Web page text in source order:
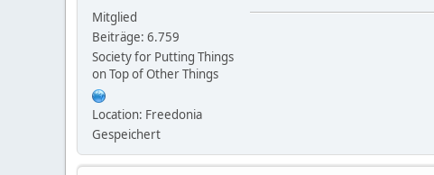
Mitglied
Beiträge: 6.759
Society for Putting Things
on Top of Other Things
Location: Freedonia
Gespeichert